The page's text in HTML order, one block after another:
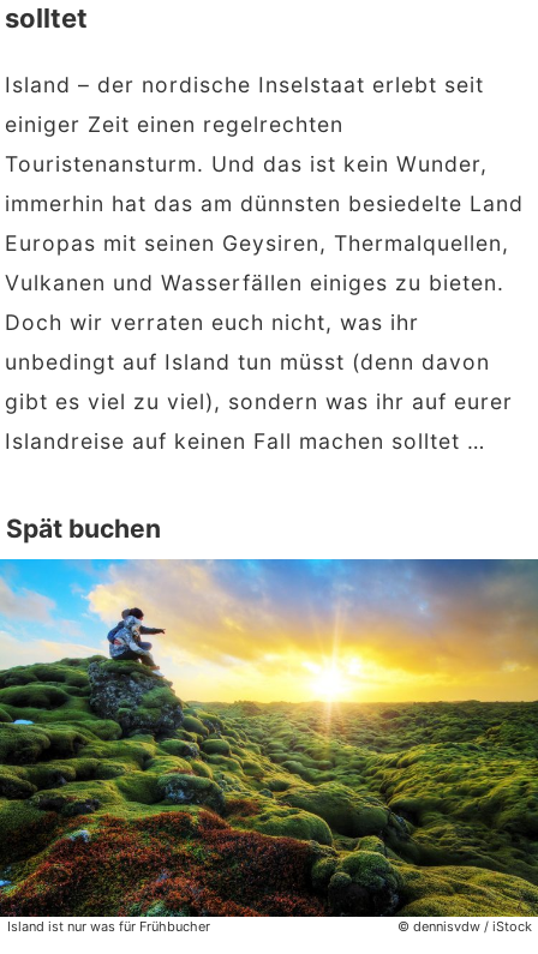
solltet
Island – der nordische Inselstaat erlebt seit
einiger Zeit einen regelrechten
Touristenansturm. Und das ist kein Wunder,
immerhin hat das am dünnsten besiedelte Land
Europas mit seinen Geysiren, Thermalquellen,
Vulkanen und Wasserfällen einiges zu bieten.
Doch wir verraten euch nicht, was ihr
unbedingt auf Island tun müsst (denn davon
gibt es viel zu viel), sondern was ihr auf eurer
Islandreise auf keinen Fall machen solltet …
Spät buchen
Island ist nur was für Frühbucher © dennisvdw / iStock